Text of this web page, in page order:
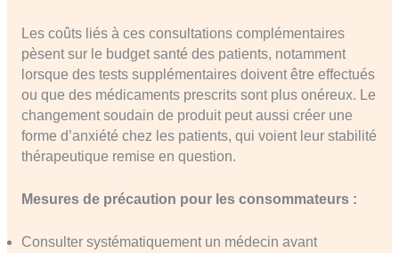
Les coûts liés à ces consultations complémentaires
pèsent sur le budget santé des patients, notamment
lorsque des tests supplémentaires doivent être effectués
ou que des médicaments prescrits sont plus onéreux. Le
changement soudain de produit peut aussi créer une
forme d’anxiété chez les patients, qui voient leur stabilité
thérapeutique remise en question.
Mesures de précaution pour les consommateurs :
Consulter systématiquement un médecin avant